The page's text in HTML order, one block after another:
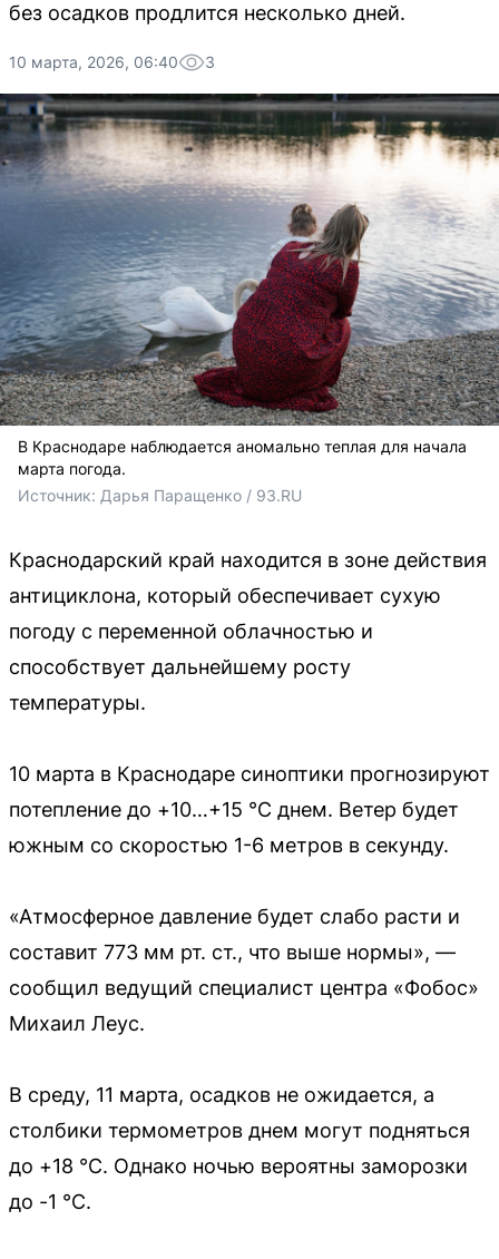
без осадков продлится несколько дней.
10 марта, 2026, 06:40 3
В Краснодаре наблюдается аномально теплая для начала
марта погода.
Источник: Дарья Паращенко / 93.RU
Краснодарский край находится в зоне действия
антициклона, который обеспечивает сухую
погоду с переменной облачностью и
способствует дальнейшему росту
температуры.
10 марта в Краснодаре синоптики прогнозируют
потепление до +10…+15 °С днем. Ветер будет
южным со скоростью 1-6 метров в секунду.
«Атмосферное давление будет слабо расти и
составит 773 мм рт. ст., что выше нормы», —
сообщил ведущий специалист центра «Фобос»
Михаил Леус.
В среду, 11 марта, осадков не ожидается, а
столбики термометров днем могут подняться
до +18 °С. Однако ночью вероятны заморозки
до -1 °С.